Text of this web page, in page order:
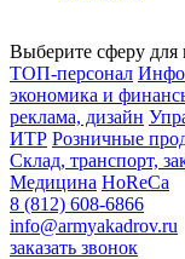
Выберите сферу для
ТОП-персонал
экономика и
реклама, дизайн
ИТР Розничные
Склад, транспорт,
Медицина HoReCa
8 (812) 608-6866
info@armyakadrov.ru
заказать звонок